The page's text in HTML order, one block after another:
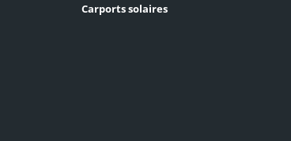
Carports solaires